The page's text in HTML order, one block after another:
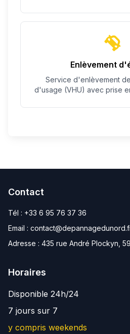
Enlèvement
Service d'enlèvement
d'usage (VHU) avec prise
Contact
Tél : +33 6 95 76 37 36
Email :
Adresse : 435 rue André Plockyn,
Horaires
Disponible 24h/24
7 jours sur 7
y compris weekends